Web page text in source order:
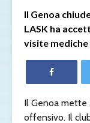
Il Genoa
LASK ha
visite
Il Genoa mette
offensivo. Il